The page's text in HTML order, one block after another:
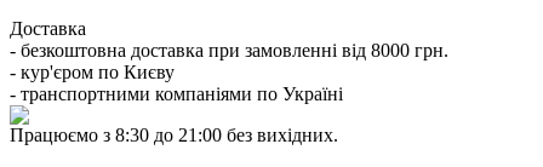
Доставка
- безкоштовна доставка при замовленні від 8000 грн.
- кур'єром по Києву
- транспортними компаніями по Україні
Працюємо з 8:30 до 21:00 без вихідних.